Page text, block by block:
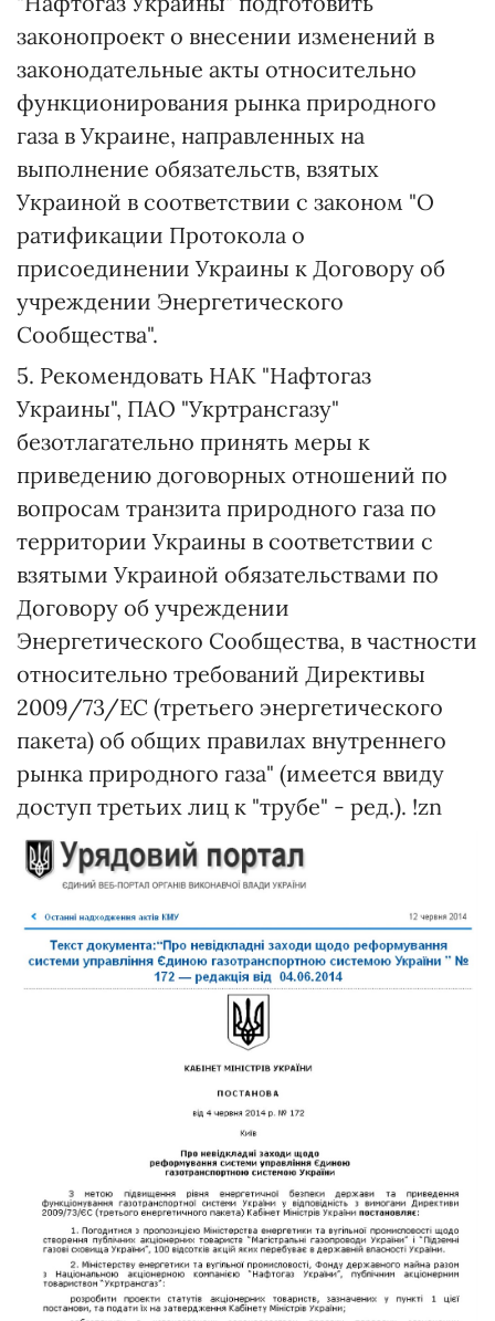
законопроект о внесении изменений в
законодательные акты относительно
функционирования рынка природного
газа в Украине, направленных на
выполнение обязательств, взятых
Украиной в соответствии с законом "О
ратификации Протокола о
присоединении Украины к Договору об
учреждении Энергетического
Сообщества".
5. Рекомендовать НАК "Нафтогаз
Украины", ПАО "Укртрансгазу"
безотлагательно принять меры к
приведению договорных отношений по
вопросам транзита природного газа по
территории Украины в соответствии с
взятыми Украиной обязательствами по
Договору об учреждении
Энергетического Сообщества, в частности
относительно требований Директивы
2009/73/ЕС (третьего энергетического
пакета) об общих правилах внутреннего
рынка природного газа" (имеется ввиду
доступ третьих лиц к "трубе" - ред.). !zn